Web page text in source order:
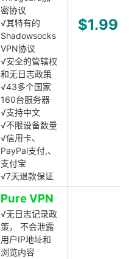
密协议
√其特有的
Shadowsocks
VPN协议
√安全的管辖权
和无日志政策
√43多个国家
160台服务器
√支持中文
√不限设备数量
√信用卡、
PayPal支付,、
支付宝
√7天退款保证
$1.99
Pure VPN
√无日志记录政
策， 不会泄露
用户IP地址和
浏览内容